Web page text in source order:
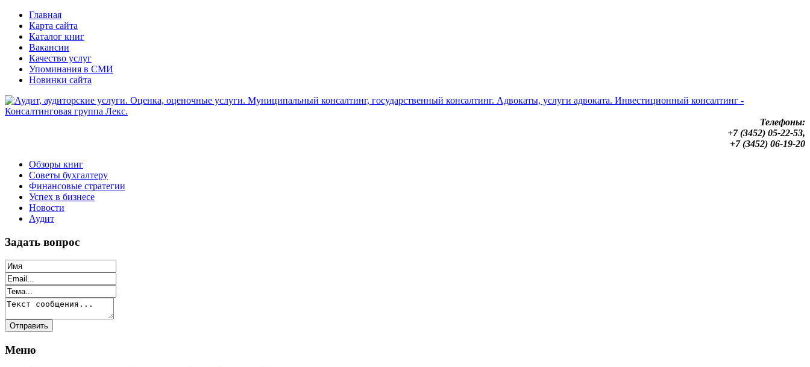
Главная
Карта сайта
Каталог книг
Вакансии
Качество услуг
Упоминания в СМИ
Новинки сайта
Телефоны:
+7 (3452) 05-22-53,
+7 (3452) 06-19-20
Обзоры книг
Советы бухгалтеру
Финансовые стратегии
Успех в бизнесе
Новости
Аудит
Задать вопрос
Меню